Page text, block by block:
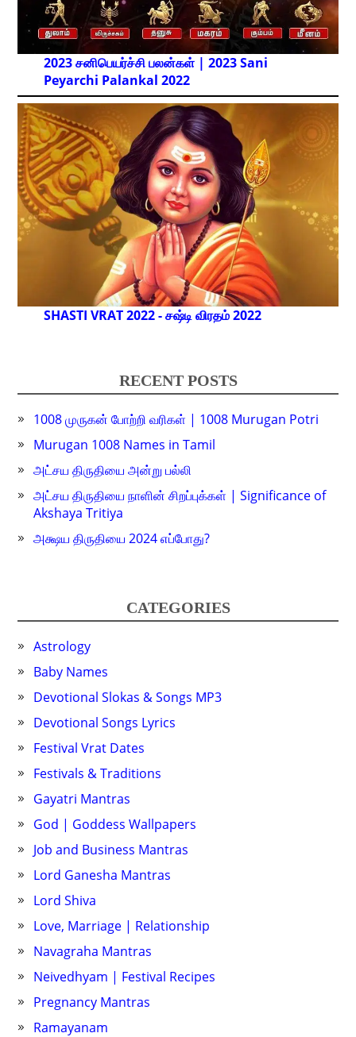
2023 சனிபெயர்ச்சி பலன்கள் | 2023 Sani
Peyarchi Palankal 2022
SHASTI VRAT 2022 - சஷ்டி விரதம் 2022
RECENT POSTS
1008 முருகன் போற்றி வரிகள் | 1008 Murugan Potri
Murugan 1008 Names in Tamil
அட்சய திருதியை அன்று பல்லி
அட்சய திருதியை நாளின் சிறப்புக்கள் | Significance of
Akshaya Tritiya
அக்ஷய திருதியை 2024 எப்போது?
CATEGORIES
Astrology
Baby Names
Devotional Slokas & Songs MP3
Devotional Songs Lyrics
Festival Vrat Dates
Festivals & Traditions
Gayatri Mantras
God | Goddess Wallpapers
Job and Business Mantras
Lord Ganesha Mantras
Lord Shiva
Love, Marriage | Relationship
Navagraha Mantras
Neivedhyam | Festival Recipes
Pregnancy Mantras
Ramayanam